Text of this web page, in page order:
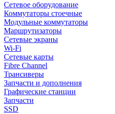
Сетевое оборудование
Коммутаторы стоечные
Модульные коммутаторы
Маршрутизаторы
Сетевые экраны
Wi-Fi
Сетевые карты
Fibre Channel
Трансиверы
Запчасти и дополнения
Графические станции
Запчасти
SSD